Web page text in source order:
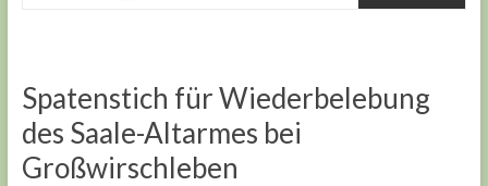
Spatenstich für Wiederbelebung
des Saale-Altarmes bei
Großwirschleben